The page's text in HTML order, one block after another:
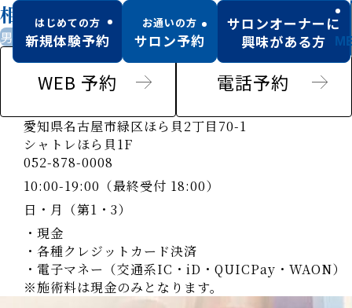
相生山店
男性歓迎駐車場あり
WEB 予約 電話予約
愛知県名古屋市緑区ほら貝2丁目70-1
シャトレほら貝1F
052-878-0008
10:00-19:00（最終受付 18:00）
日・月（第1・3）
・現金
・各種クレジットカード決済
・電子マネー（交通系IC・iD・QUICPay・WAON）
※施術料は現金のみとなります。
はじめての方
新規体験予約
お通いの方
サロン予約
サロンオーナーに
興味がある方